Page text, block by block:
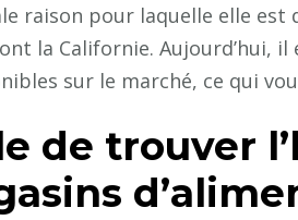
raison pour laquelle elle
la Californie. Aujourd’hui,
sur le marché, ce qui
de trouver